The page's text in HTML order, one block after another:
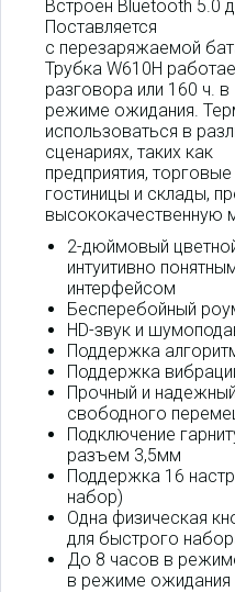
Встроен Bluetooth 5.0
Поставляется
с перезаряжаемой
Трубка W610H
разговора или 160 ч. в
режиме ожидания.
использоваться в
сценариях, таких как
предприятия,
гостиницы и склады,
высококачественную
2-дюймовый
интуитивно
интерфейсом
Бесперебойный
HD-звук и
Поддержка
Поддержка
Прочный и
свободного
Подключение
разъем 3,5мм
Поддержка 16
набор)
Одна физическая
для быстрого
До 8 часов в
в режиме ожидания